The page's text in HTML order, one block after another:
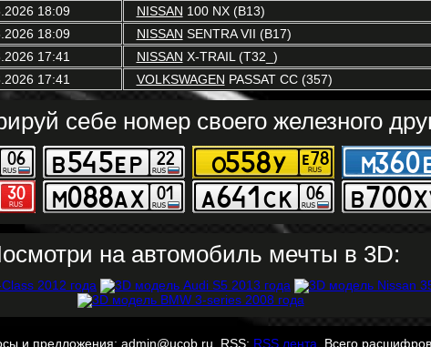
18:09 NISSAN 100 NX (B13)
18:09 NISSAN SENTRA VII (B17)
17:41 NISSAN X-TRAIL (T32_)
17:41 VOLKSWAGEN PASSAT CC (357)
себе номер своего железного
на автомобиль мечты в 3D:
и предложения: admin@ucob.ru. RSS: RSS лента . Всего